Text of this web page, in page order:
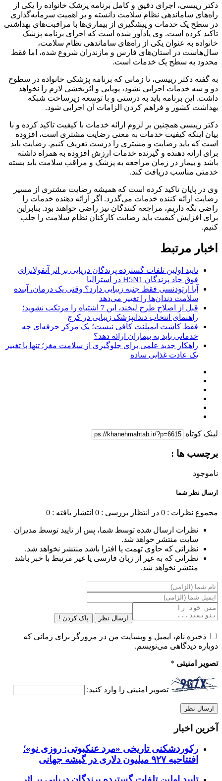
دکتر رییسی، اجرای دقیق و کامل برنامه پزشک خانواده را یکی از
راه‌های ساماندهی نظام سلامت دانسته و بر اهمیت سرمایه‌گذاری
در سطح یک خدمات و پیشگیری از بیماری‌ها با مراقبت‌های بهداشتی
تاکید کرده است. وی یادآور شده است که اجرای برنامه پزشک
خانواده به عنوان یکی از راه‌های ساماندهی نظام سلامت،
سال‌هاست در استان‌های فارس و مازندران شروع شده، اما فقط
محدود به سطح یک خدمات است.
به گفته دکتر رییسی، تا زمانی که برنامه پزشکی خانواده در سطوح
دو و سه خدمات اجرایی نشود، پویایی و اثربخشی لازم را نخواهد
داشت. این برنامه باید به درستی و با توسعه زیرساخت شبکه
بهداشت کشور و فراهم کردن الزامات آن اجرایی شود.
دکتر رییسی همچنین بر لزوم ارائه خدمات با کیفیت تاکید کرده و با
بیان اینکه کیفیت خدمات به معنی رضایت مشتری است، افزوده
است که باید رضایت و مشتری را درست تعریف کنیم. رضایت باید
برای ارائه دهنده و گیرنده خدمات ارزش افزوده به همراه داشته
باشد و بیمار در زمان مراجعه به پزشک و مراقب سلامت باید بسته
خدمتی مناسب دریافت کند.
وی در پایان تاکید کرده است که همیشه رضایت مشتری از مسیر
رضایت ارائه کننده خدمات می‌گذرد. اگر ارائه دهنده خدمات را
راضی نگه داریم، مراجعه کنندگان نیز راضی خواهند بود. بنابراین
برای افزایش کیفیت باید رضایت کارکنان نظام سلامت را جلب
کنیم.
اخبار مرتبط
تایید اولین تلفات گسترده پرندگان دریایی بر اثر آنفولانزای
فوق حاد پرندگان H5N1 در استرالیا
آیا ارتودنسی فقط جنبه زیبایی دارد؟ وقتی یک درمان، آینده
سلامت دندان‌ها را تغییر می‌دهد
قبل از اصلاح طرح لبخند، این 7 اشتباه را مرتکب نشوید؛
راهنمای انتخاب دندانپزشک زیبایی در کرج
فقط کاشت ایمپلنت کافی نیست؛ یک مرکز حرفه‌ای چه
خدماتی باید به بیماران ارائه دهد؟
راهکار جدید علمی برای جلوگیری از سلامت مغز؛ تنها با تغییر
یک عادت غذایی ساده
لینک کوتاه
برچسب ها :
ناموجود
ارسال نظر شما
مجموع نظرات : 0 در انتظار بررسی : 0 انتشار یافته : 0
نظرات ارسال شده توسط شما، پس از تایید توسط مدیران
سایت منتشر خواهد شد.
نظراتی که حاوی تهمت یا افترا باشد منتشر نخواهد شد.
نظراتی که به غیر از زبان فارسی یا غیر مرتبط با خبر باشد
منتشر نخواهد شد.
ارسال نظر پاک کردن !
ذخیره نام، ایمیل و وبسایت من در مرورگر برای زمانی که
دوباره دیدگاهی می‌نویسم.
تصویر امنیتی *
تصویر امنیتی را وارد کنید:
آخرین اخبار
رکوردشکنی تاریخی «مرد عنکبوتی: روزی نو»؛
افتتاحیه ۹۲۷ میلیون دلاری در گیشه جهانی